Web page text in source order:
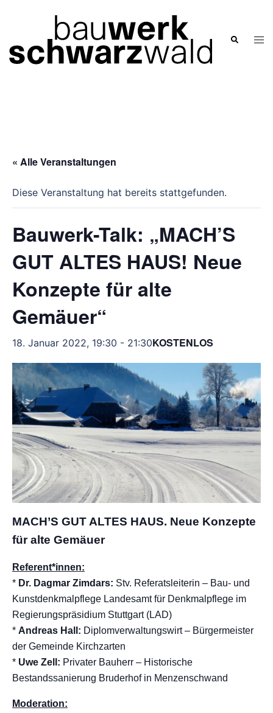
Suche
« Alle Veranstaltungen
Diese Veranstaltung hat bereits stattgefunden.
Bauwerk-Talk: „MACH’S
GUT ALTES HAUS! Neue
Konzepte für alte
Gemäuer“
18. Januar 2022, 19:30 - 21:30KOSTENLOS
MACH’S GUT ALTES HAUS. Neue Konzepte
für alte Gemäuer
Referent*innen:
* Dr. Dagmar Zimdars: Stv. Referatsleiterin – Bau- und
Kunstdenkmalpflege Landesamt für Denkmalpflege im
Regierungspräsidium Stuttgart (LAD)
* Andreas Hall: Diplomverwaltungswirt – Bürgermeister
der Gemeinde Kirchzarten
* Uwe Zell: Privater Bauherr – Historische
Bestandssanierung Bruderhof in Menzenschwand
Moderation: